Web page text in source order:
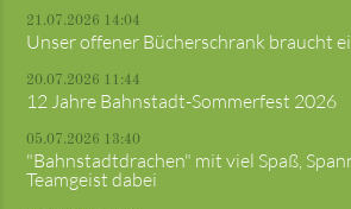
21.07.2026 14:04
Unser offener Bücherschrank braucht
20.07.2026 11:44
12 Jahre Bahnstadt-Sommerfest 2026
05.07.2026 13:40
"Bahnstadtdrachen" mit viel Spaß,
Teamgeist dabei